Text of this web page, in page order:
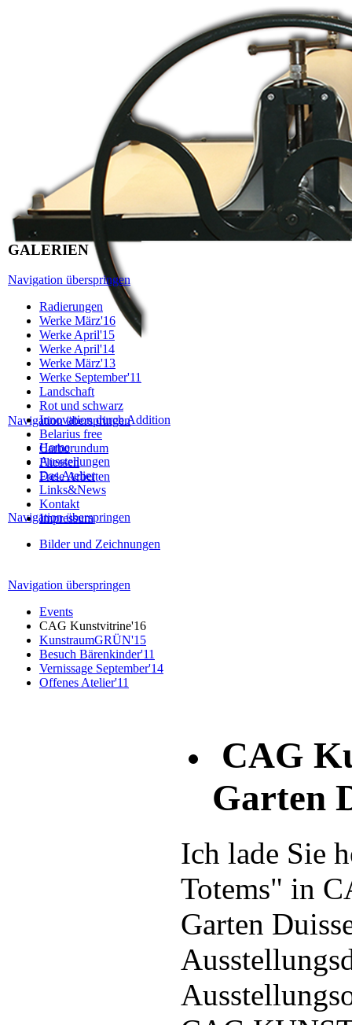
Navigation überspringen
Home
Ausstellungen
Das Atelier
Links&News
Kontakt
Impressum
GALERIEN
Navigation überspringen
Radierungen
Werke März'16
Werke April'15
Werke April'14
Werke März'13
Werke September'11
Landschaft
Rot und schwarz
Innovation durch Addition
Belarius free
Carborundum
Fliessen
Freie Arbeiten
Navigation überspringen
Bilder und Zeichnungen
Navigation überspringen
Events
CAG Kunstvitrine'16
KunstraumGRÜN'15
Besuch Bärenkinder'11
Vernissage September'14
Offenes Atelier'11
CAG
Garten
Ich lade Sie
Totems" in
Garten